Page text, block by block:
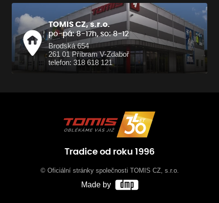
TOMIS CZ, s.r.o.
po-pá: 8-17h, so: 8-12
Brodská 654
261 01 Příbram V-Zdaboř
telefon: 318 618 121
Tradice od roku 1996
© Oficiální stránky společnosti TOMIS CZ, s.r.o.
Made by